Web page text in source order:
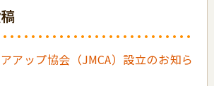
アップ協会（JMCA）設立のお知ら